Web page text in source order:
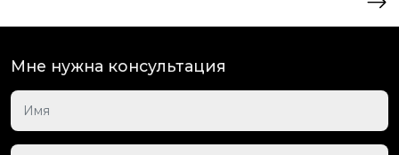
Мне нужна консультация